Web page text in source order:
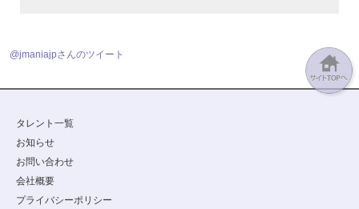
@jmaniajpさんのツイート
タレント一覧
お知らせ
お問い合わせ
会社概要
プライバシーポリシー